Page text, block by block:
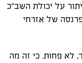
על יכולת השב"כ
של אזרחי
לא פחות. כי זה מה